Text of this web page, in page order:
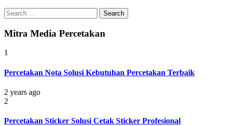
Search
for:
Mitra Media Percetakan
1
Percetakan Nota Solusi Kebutuhan Percetakan Terbaik
2 years ago
2
Percetakan Sticker Solusi Cetak Sticker Profesional